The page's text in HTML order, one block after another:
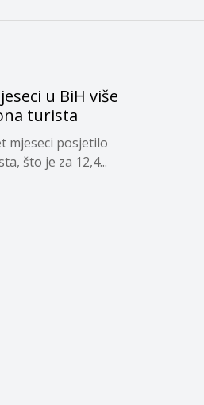
u BiH više
turista
mjeseci posjetilo
što je za 12,4...